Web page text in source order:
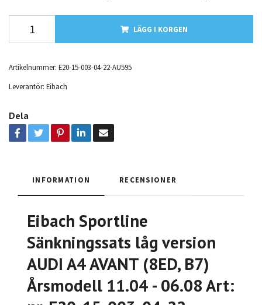
LÄGG I KORGEN
Artikelnummer: E20-15-003-04-22-AU595
Leverantör: Eibach
Dela
INFORMATION RECENSIONER
Eibach Sportline
Sänkningssats låg version
AUDI A4 AVANT (8ED, B7)
Årsmodell 11.04 - 06.08 Art: